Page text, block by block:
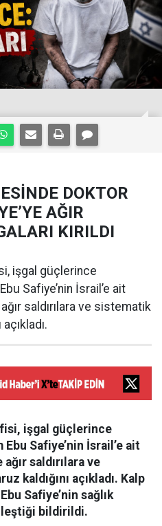
DOKTOR
AĞIR
KIRILDI
işgal güçlerince
Safiye’nin İsrail’e ait
saldırılara ve sistematik
işgal güçlerince
Safiye’nin İsrail’e ait
saldırılara ve
kaldığını açıkladı. Kalp
Safiye’nin sağlık
bildirildi.